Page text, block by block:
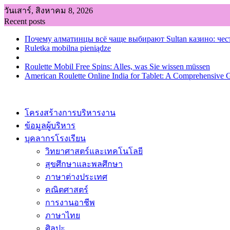
Skip
to
content
วันเสาร์, สิงหาคม 8, 2026
Recent posts
Почему алматинцы всё чаще выбирают Sultan казино:
Ruletka mobilna pieniądze
Roulette Mobil Free Spins: Alles, was Sie wissen müssen
American Roulette Online India for Tablet: A Comprehensive
โครงสร้างการบริหารงาน
ข้อมูลผู้บริหาร
บุคลากรโรงเรียน
วิทยาศาสตร์และเทคโนโลยี
สุขศึกษาและพลศึกษา
ภาษาต่างประเทศ
คณิตศาสตร์
การงานอาชีพ
ภาษาไทย
ศิลปะ